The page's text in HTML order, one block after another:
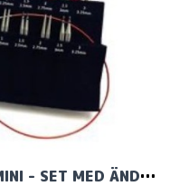
CHIAOGOO TWIST SHORTIES MINI - SET MED ÄNDSTICKOR (12 PAR, 5 & 8 CM)